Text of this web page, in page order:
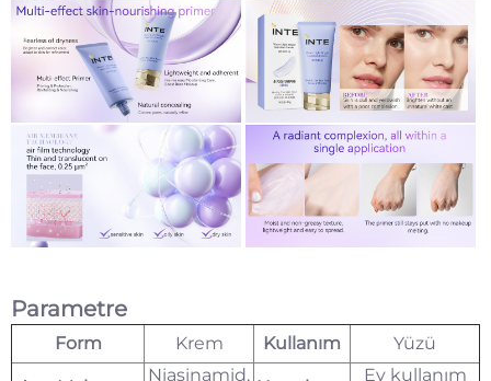
Parametre
Form Krem Kullanım Yüzü
Niasinamid, Ev kullanım